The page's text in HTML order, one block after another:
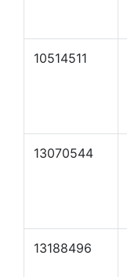
10514511
13070544
13188496